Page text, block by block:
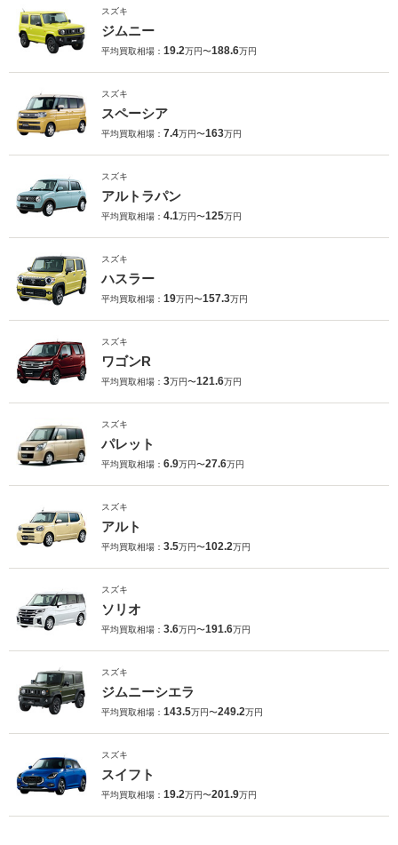
スズキ
ジムニー
平均買取相場： 19.2万円〜188.6万円
スズキ
スペーシア
平均買取相場： 7.4万円〜163万円
スズキ
アルトラパン
平均買取相場： 4.1万円〜125万円
スズキ
ハスラー
平均買取相場： 19万円〜157.3万円
スズキ
ワゴンR
平均買取相場： 3万円〜121.6万円
スズキ
パレット
平均買取相場： 6.9万円〜27.6万円
スズキ
アルト
平均買取相場： 3.5万円〜102.2万円
スズキ
ソリオ
平均買取相場： 3.6万円〜191.6万円
スズキ
ジムニーシエラ
平均買取相場： 143.5万円〜249.2万円
スズキ
スイフト
平均買取相場： 19.2万円〜201.9万円